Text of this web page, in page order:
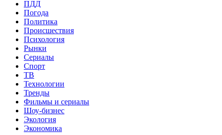
ПДД
Погода
Политика
Происшествия
Психология
Рынки
Сериалы
Спорт
ТВ
Технологии
Тренды
Фильмы и сериалы
Шоу-бизнес
Экология
Экономика